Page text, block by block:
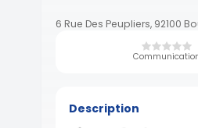
6 Rue Des Peupliers, 92100
Description